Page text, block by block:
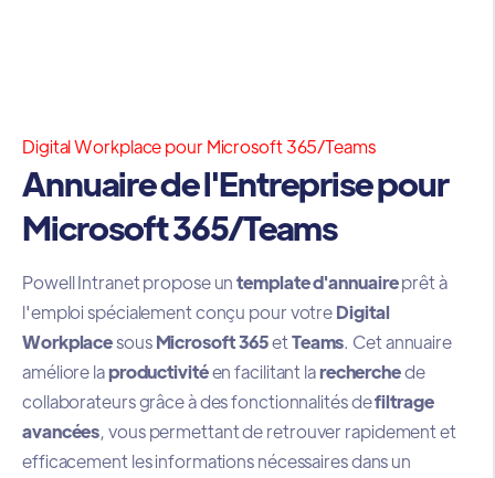
Digital Workplace pour Microsoft 365/Teams
Annuaire de l'Entreprise pour
Microsoft 365/Teams
Powell Intranet propose untemplate d'annuaireprêt à
l'emploi spécialement conçu pour votreDigital
WorkplacesousMicrosoft 365etTeams. Cet annuaire
améliore laproductivitéen facilitant larecherchede
collaborateurs grâce à des fonctionnalités defiltrage
avancées, vous permettant de retrouver rapidement et
efficacement les informations nécessaires dans un